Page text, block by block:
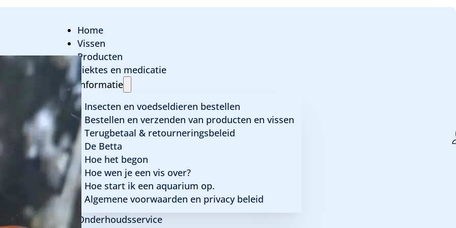
Home
Vissen
Producten
ziektes en medicatie
Informatie
Insecten en voedseldieren bestellen
Bestellen en verzenden van producten en vissen
Terugbetaal & retourneringsbeleid
De Betta
Hoe het begon
Hoe wen je een vis over?
Hoe start ik een aquarium op.
Algemene voorwaarden en privacy beleid
Onderhoudsservice
Poecilia reticulata red snakeskin guppy
man
Algemene informatie
Latijnse naam:Poecilia reticulata red snakeskin
Familie:
Poeciliidae
Herkomst:
Colombia
Max grootte:6 cm